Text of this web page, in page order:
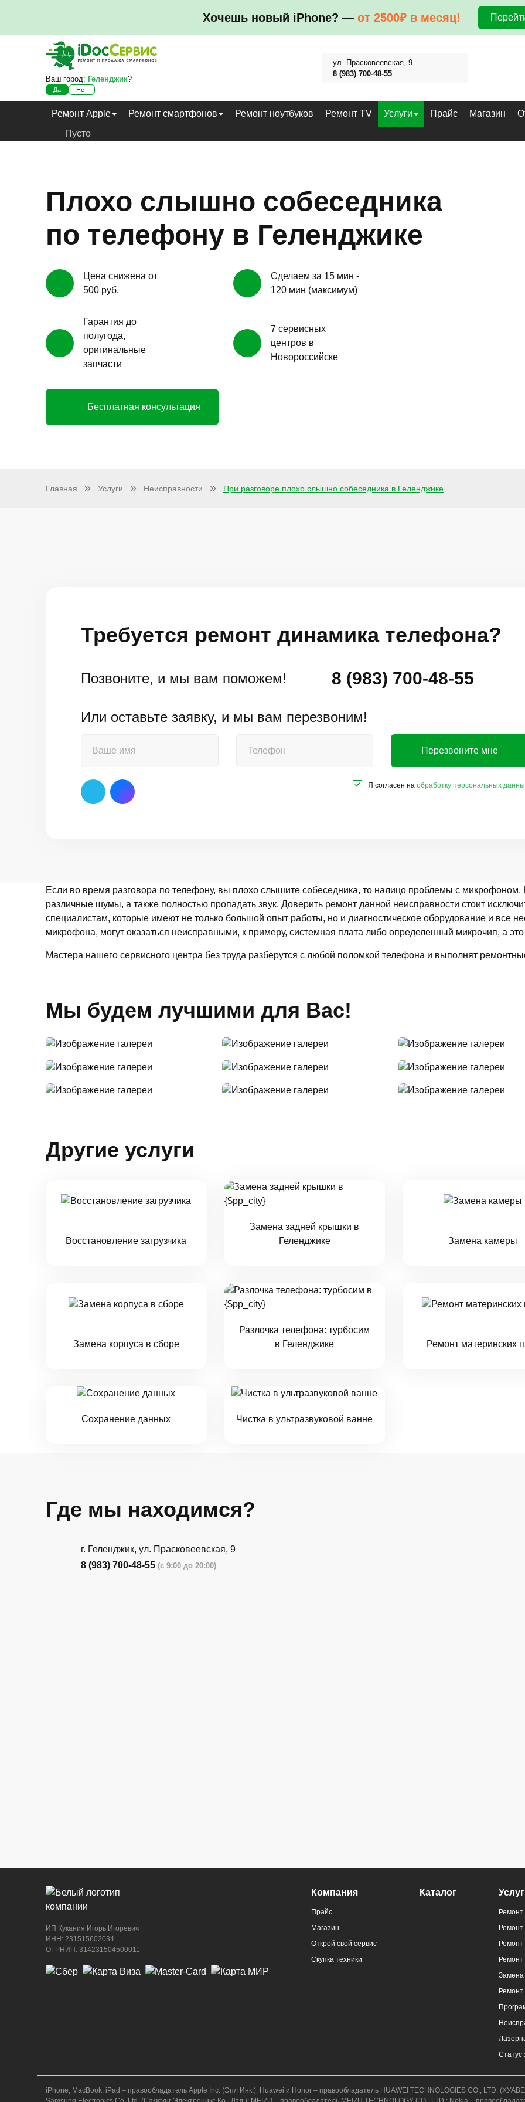
Хочешь новый iPhone? — от 2500₽ в месяц!
Ваш город: Геленджик?
Да Нет
ул. Прасковеевская, 9
8 (983) 700-48-55
Ремонт Apple Ремонт смартфонов Ремонт ноутбуков Ремонт TV Услуги Прайс Магазин
Пусто
Плохо слышно собеседника
по телефону в Геленджике
Цена снижена от
500 руб.
Сделаем за 15 мин -
120 мин (максимум)
Гарантия до
полугода,
оригинальные
запчасти
7 сервисных
центров в
Новороссийске
Бесплатная консультация
Главная Услуги Неисправности При разговоре плохо слышно собеседника в Геленджике
Требуется ремонт динамика телефона?
Позвоните, и мы вам поможем! 8 (983) 700-48-55
Или оставьте заявку, и мы вам перезвоним!
Я согласен на обработку персональных
Перезвоните мне
Если во время разговора по телефону, вы плохо слышите собеседника, то налицо проблемы с
различные шумы, а также полностью пропадать звук. Доверить ремонт данной неисправности стоит
специалистам, которые имеют не только большой опыт работы, но и диагностическое оборудование и все
микрофона, могут оказаться неисправными, к примеру, системная плата либо определенный микрочип, а
Мастера нашего сервисного центра без труда разберутся с любой поломкой телефона и выполнят
Мы будем лучшими для Вас!
Другие услуги
Восстановление загрузчика
Замена задней крышки в
Геленджике
Замена камеры
Замена корпуса в сборе
Разлочка телефона: турбосим
в Геленджике
Ремонт материнских
Сохранение данных Чистка в ультразвуковой ванне
Где мы находимся?
г. Геленджик, ул. Прасковеевская, 9
8 (983) 700-48-55 (с 9:00 до 20:00)
ИП Кукания Игорь Игоревич
ИНН: 231515602034
ОГРНИП: 314231504500011
Компания
Прайс
Магазин
Открой свой сервис
Скупка техники
Каталог
Ремонт
Ремонт
Ремонт
Замена
Статус
iPhone, MacBook, iPad – правообладатель Apple Inc. (Эпл Инк.); Huawei и Honor – правообладатель HUAWEI TECHNOLOGIES CO., LTD.